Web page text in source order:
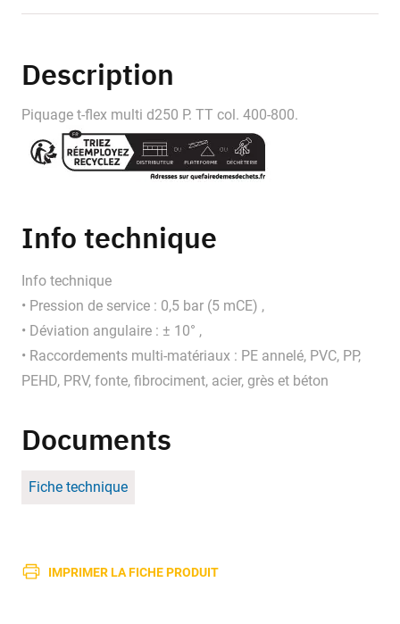
Description
Piquage t-flex multi d250 P. TT col. 400-800.
Info technique
Info technique
• Pression de service : 0,5 bar (5 mCE) ,
• Déviation angulaire : ± 10° ,
• Raccordements multi-matériaux : PE annelé, PVC, PP,
PEHD, PRV, fonte, fibrociment, acier, grès et béton
Documents
Fiche technique
IMPRIMER LA FICHE PRODUIT